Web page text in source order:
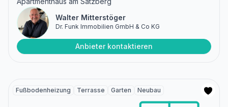
Walter Mitterstöger
Dr. Funk Immobilien GmbH & Co KG
Anbieter kontaktieren
Fußbodenheizung Terrasse Garten Neubau